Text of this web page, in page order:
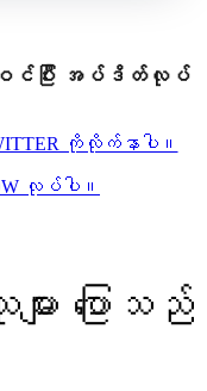
င်ပြီး အပ်ဒိတ်လုပ်
ကိုလိုက်နာပါ။
လုပ်ပါ။
း ပြောသည်